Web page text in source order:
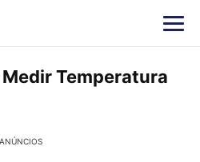
Temperatura
ANÚNCIOS